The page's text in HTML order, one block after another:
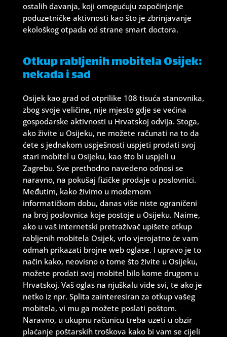
ostalih davanja, koji omogućuju započinjanje
poduzetničke aktivnosti kao što je zbrinjavanje
ekološkog otpada od strane smart doctora.
Otkup rabljenih mobitela Osijek:
nekada i sad
Osijek kao grad od otprilike 108 tisuća stanovnika,
zbog svoje veličine, nije mjesto gdje se većina
gospodarske aktivnosti u Hrvatskoj odvija. Stoga,
ako živite u Osijeku, ne možete računati na to da
ćete s jednakom uspješnosti uspjeti prodati svoj
stari mobitel u Osijeku, kao što bi uspjeli u
Zagrebu. Sve prethodno navedeno odnosi se
naravno, na pokušaj fizičke prodaje u poslovnici.
Međutim, kako živimo u modernom
informatičkom dobu, danas više niste ograničeni
na broj poslovnica koje postoje u Osijeku. Naime,
ako u vaš internetski pretraživač upišete otkup
rabljenih mobitela Osijek, vrlo vjerojatno će vam
odmah prikazati brojne web oglase. I upravo je to
način kako, neovisno o tome što živite u Osijeku,
možete prodati svoj mobitel bilo kome drugom u
Hrvatskoj. Vaš oglas na njuškalu vide svi, te ako je
netko iz npr. Splita zainteresiran za otkup vašeg
mobitela, vi mu ga možete poslati poštom.
Naravno, u ukupnu računicu treba uzeti u obzir
plaćanje poštarskih troškova kako bi vam se cijeli